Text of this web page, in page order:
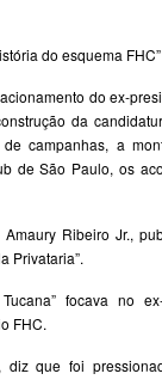
do esquema
do ex-
da
campanhas, a
de São Paulo, os
Ribeiro Jr.,
Privataria”.
focava no
FHC.
que foi